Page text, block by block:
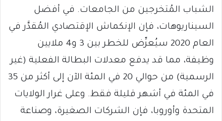
الشباب المُتخرجين من الجامعات. في أفضل
السيناريوهات، فإن الإنكماش الإقتصادي المُقدَّر في
العام 2020 سيُعرِّض للخطر بين 3 و4 ملايين
وظيفة، مما قد يدفع معدلات البطالة الفعلية (غير
الرسمية) من حوالي 20 في المئة الآن إلى أكثر من 35
في المئة في أشهر قليلة فقط. وعلى غرار الولايات
المتحدة وأوروبا، فإن الشركات الصغيرة، وصناعة